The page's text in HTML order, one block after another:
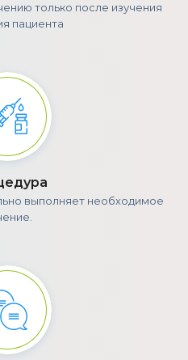
только после изучения
пациента
выполняет необходимое